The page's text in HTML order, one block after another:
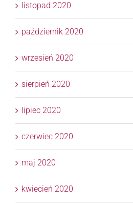
listopad 2020
październik 2020
wrzesień 2020
sierpień 2020
lipiec 2020
czerwiec 2020
maj 2020
kwiecień 2020